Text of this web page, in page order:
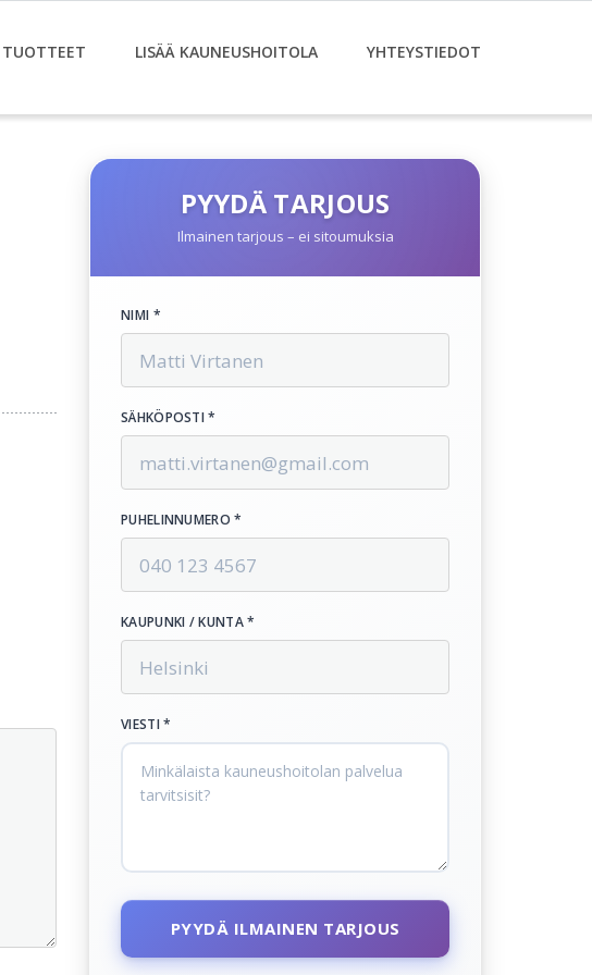
TUOTTEET LISÄÄ KAUNEUSHOITOLA YHTEYSTIEDOT
PYYDÄ TARJOUS
Ilmainen tarjous – ei sitoumuksia
NIMI *
SÄHKÖPOSTI *
PUHELINNUMERO *
KAUPUNKI / KUNTA *
VIESTI *
PYYDÄ ILMAINEN TARJOUS